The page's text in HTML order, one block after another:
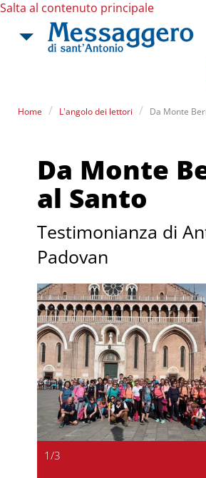
Salta al contenuto principale
Home L'angolo dei lettori Da Monte
Da Monte
al Santo
Testimonianza di
Padovan
1/3